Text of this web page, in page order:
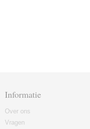
Informatie
Over ons
Vragen